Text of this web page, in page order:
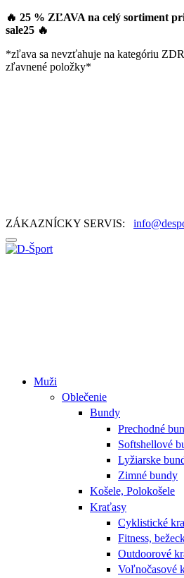
🔥 25 % ZĽAVA na celý sortiment
sale25 🔥
*zľava sa nevzťahuje na kategóriu
zľavnené položky*
ZÁKAZNÍCKY SERVIS:
Muži
Oblečenie
Bundy
Prechodné
Softshellové
Lyžiarske
Zimné bundy
Košele, Polokošele
Kraťasy
Cyklistické
Fitness,
Outdoorové
Voľnočasové